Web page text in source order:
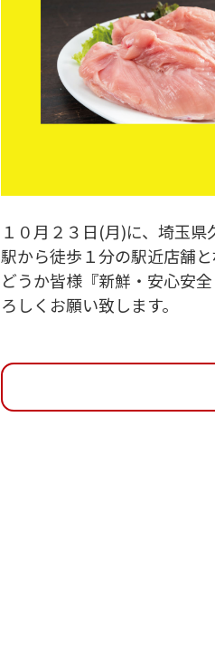
１０月２３日(月)に、埼玉
駅から徒歩１分の駅近店舗と
どうか皆様『新鮮・安心安
ろしくお願い致します。